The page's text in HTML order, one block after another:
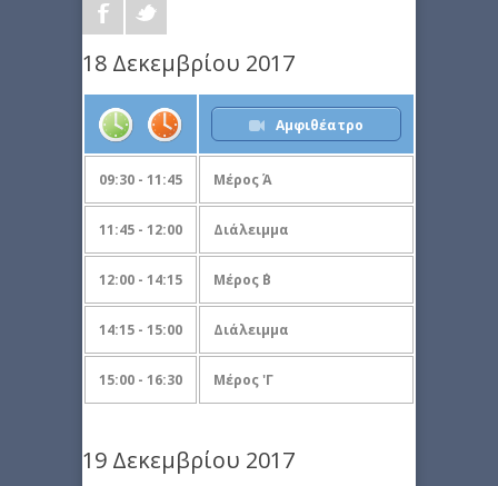
18 Δεκεμβρίου 2017
Αμφιθέατρο
09:30 - 11:45 Μέρος Ά
11:45 - 12:00 Διάλειμμα
12:00 - 14:15 Μέρος ΄Β
14:15 - 15:00 Διάλειμμα
15:00 - 16:30 Μέρος 'Γ
19 Δεκεμβρίου 2017